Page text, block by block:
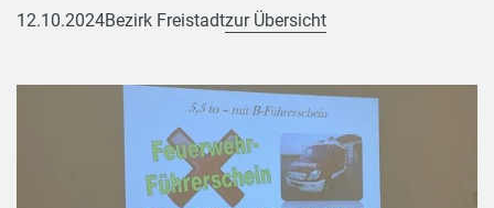
12.10.2024Bezirk Freistadtzur Übersicht